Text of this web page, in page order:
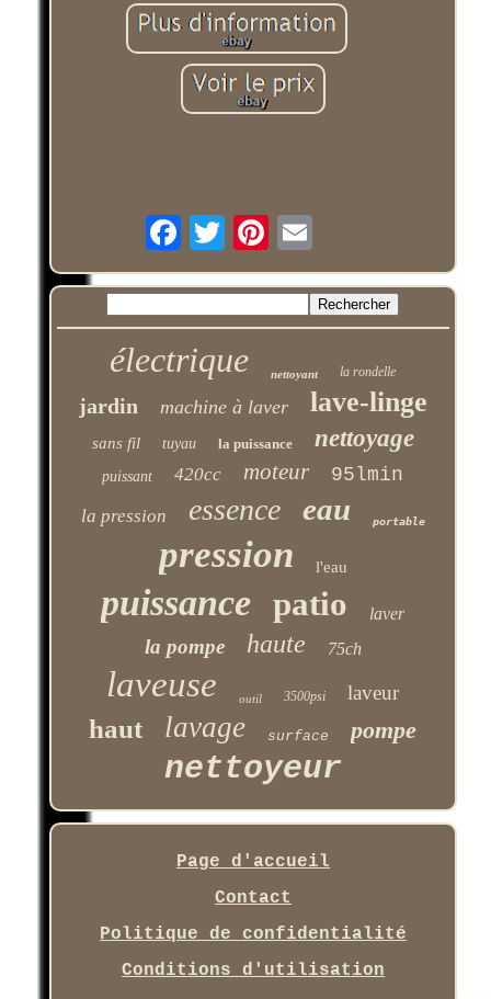
électrique nettoyant la rondelle
jardin machine à laver lave-linge
sans fil tuyau la puissance nettoyage
puissant 420cc moteur 95lmin
la pression essence eau portable
pression l'eau
puissance patio laver
la pompe haute 75ch
laveuse outil 3500psi laveur
haut lavage surface pompe
nettoyeur
Page d'accueil
Contact
Politique de confidentialité
Conditions d'utilisation